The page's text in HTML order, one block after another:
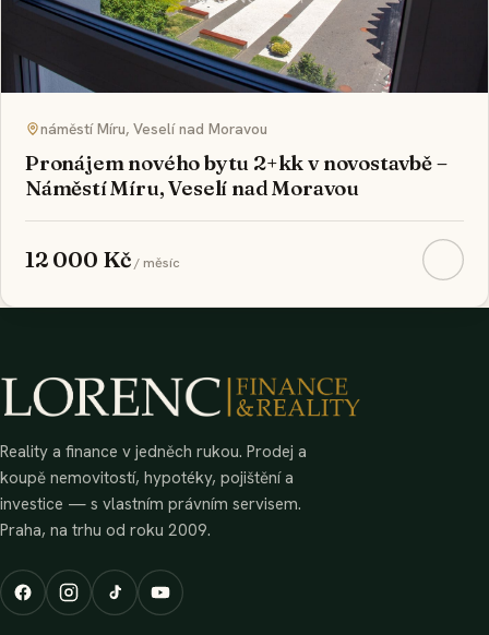
náměstí Míru, Veselí nad Moravou
Pronájem nového bytu 2+kk v novostavbě –
Náměstí Míru, Veselí nad Moravou
12 000 Kč/ měsíc
Reality a finance v jedněch rukou. Prodej a
koupě nemovitostí, hypotéky, pojištění a
investice — s vlastním právním servisem.
Praha, na trhu od roku 2009.